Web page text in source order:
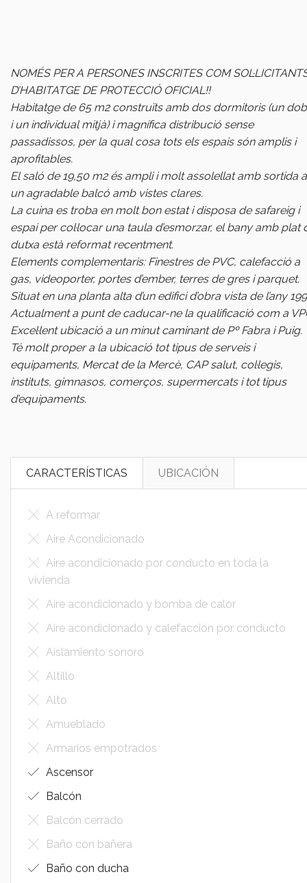
NOMÉS PER A PERSONES INSCRITES COM
D’HABITATGE DE PROTECCIÓ OFICIAL!!
Habitatge de 65 m2 construïts amb dos dormitoris (un
i un individual mitjà) i magnífica distribució sense
passadissos, per la qual cosa tots els espais són amplis i
aprofitables.
El saló de 19,50 m2 és ampli i molt assolellat amb sortida a
un agradable balcó amb vistes clares.
La cuina es troba en molt bon estat i disposa de safareig i
espai per col·locar una taula d’esmorzar, el bany amb plat
dutxa està reformat recentment.
Elements complementaris: Finestres de PVC, calefacció a
gas, videoporter, portes d’ember, terres de gres i parquet.
Situat en una planta alta d’un edifici d’obra vista de l’any
Actualment a punt de caducar-ne la qualificació com a
Excel·lent ubicació a un minut caminant de Pº Fabra i Puig.
Té molt proper a la ubicació tot tipus de serveis i
equipaments, Mercat de la Mercè, CAP salut, col·legis,
instituts, gimnasos, comerços, supermercats i tot tipus
d’equipaments.
CARACTERÍSTICAS UBICACIÓN
A reformar
Aire Acondicionado
Aire acondicionado por conducto en toda la
vivienda
Aire acondicionado y bomba de calor
Aire acondicionado y calefacción por conducto
Aislamiento sonoro
Altillo
Alto
Amueblado
Armarios empotrados
Ascensor
Balcón
Balcón cerrado
Baño con bañera
Baño con ducha